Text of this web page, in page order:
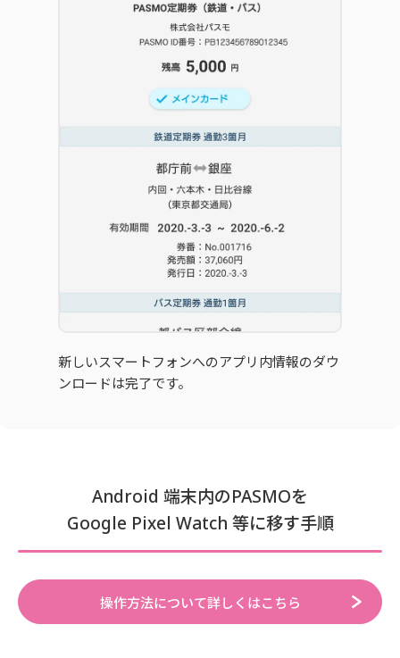
新しいスマートフォンへのアプリ内情報のダウ
ンロードは完了です。
Android 端末内のPASMOを
Google Pixel Watch 等に移す手順
操作方法について詳しくはこちら